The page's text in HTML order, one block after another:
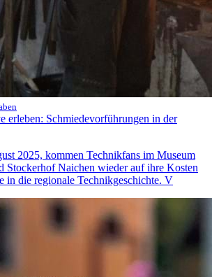
erleben: Schmiedevorführungen in der
2025, kommen Technikfans im Museum
Stockerhof Naichen wieder auf ihre Kosten
in die regionale Technikgeschichte. V